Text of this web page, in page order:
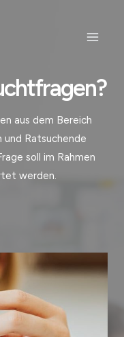
Menu
aus dem Bereich
Ratsuchende
soll im Rahmen
werden.